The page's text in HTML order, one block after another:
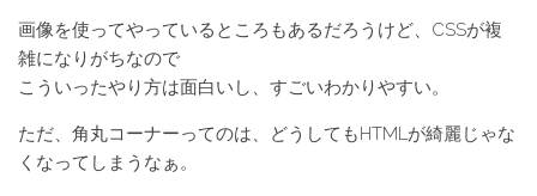
画像を使ってやっているところもあるだろうけど、CSSが複
雑になりがちなので
こういったやり方は面白いし、すごいわかりやすい。
ただ、角丸コーナーってのは、どうしてもHTMLが綺麗じゃな
くなってしまうなぁ。